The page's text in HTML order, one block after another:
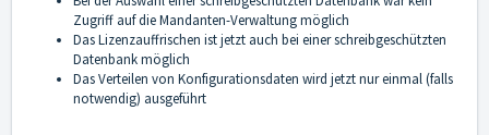
Zugriff auf die Mandanten-Verwaltung möglich
Das Lizenzauffrischen ist jetzt auch bei einer schreibgeschützten
Datenbank möglich
Das Verteilen von Konfigurationsdaten wird jetzt nur einmal (falls
notwendig) ausgeführt